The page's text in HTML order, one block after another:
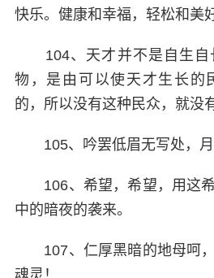
快乐。健康和幸福，轻松和美
104、天才并不是自生自
物，是由可以使天才生长的
的，所以没有这种民众，就没
105、吟罢低眉无写处，月
106、希望，希望，用这希
中的暗夜的袭来。
107、仁厚黑暗的地母呵，
魂灵！